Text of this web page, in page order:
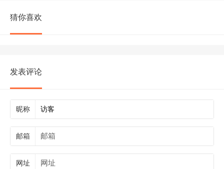
猜你喜欢
发表评论
昵称
邮箱
网址